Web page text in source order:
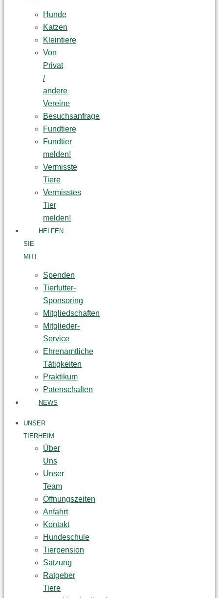
Hunde
Katzen
Kleintiere
Von
Privat
/
andere
Vereine
Besuchsanfrage
Fundtiere
Fundtier
melden!
Vermisste
Tiere
Vermisstes
Tier
melden!
HELFEN
SIE
MIT!
Spenden
Tierfutter-
Sponsoring
Mitgliedschaften
Mitglieder-
Service
Ehrenamtliche
Tätigkeiten
Praktikum
Patenschaften
NEWS
UNSER
TIERHEIM
Über
Uns
Unser
Team
Öffnungszeiten
Anfahrt
Kontakt
Hundeschule
Tierpension
Satzung
Ratgeber
Tiere